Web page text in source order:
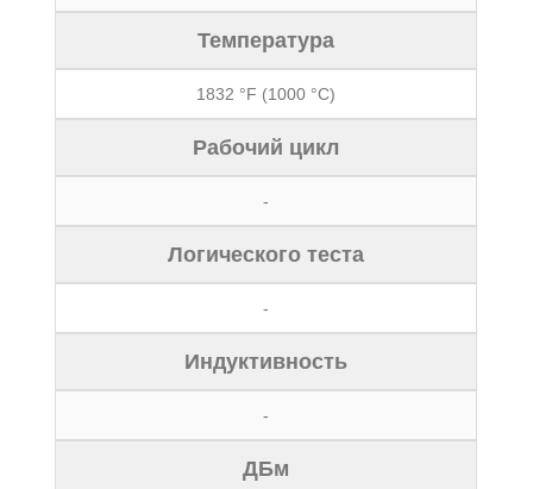
Температура
1832 °F (1000 °C)
Рабочий цикл
-
Логического теста
-
Индуктивность
-
ДБм